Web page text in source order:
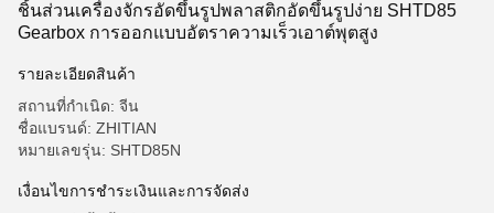
ชิ้นส่วนเครื่องจักรอัดขึ้นรูปพลาสติกอัดขึ้นรูปง่าย SHTD85
Gearbox การออกแบบอัตราความเร็วเอาต์พุตสูง
รายละเอียดสินค้า
สถานที่กำเนิด: จีน
ชื่อแบรนด์: ZHITIAN
หมายเลขรุ่น: SHTD85N
เงื่อนไขการชำระเงินและการจัดส่ง